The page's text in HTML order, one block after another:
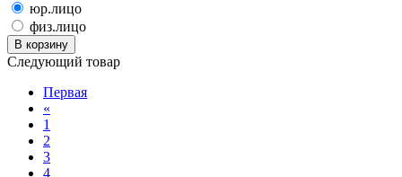
юр.лицо
физ.лицо
В корзину
Следующий товар
Первая
«
1
2
3
4